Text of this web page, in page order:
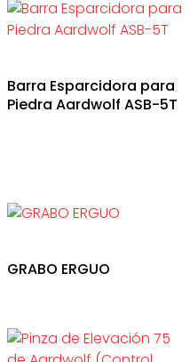
Barra Esparcidora para
Piedra Aardwolf ASB-5T
GRABO ERGUO